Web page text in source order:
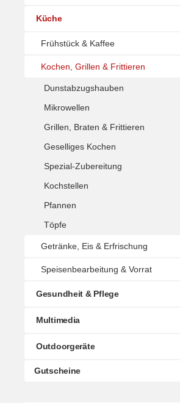
Küche
Frühstück & Kaffee
Kochen, Grillen & Frittieren
Dunstabzugshauben
Mikrowellen
Grillen, Braten & Frittieren
Geselliges Kochen
Spezial-Zubereitung
Kochstellen
Pfannen
Töpfe
Getränke, Eis & Erfrischung
Speisenbearbeitung & Vorrat
Gesundheit & Pflege
Multimedia
Outdoorgeräte
Gutscheine